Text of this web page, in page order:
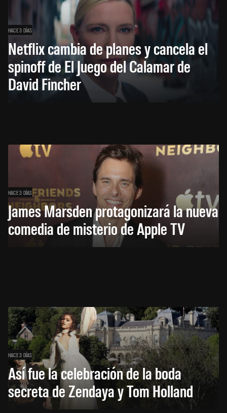
HACE 3 DÍAS
Netflix cambia de planes y cancela el
spinoff de El Juego del Calamar de
David Fincher
HACE 3 DÍAS
James Marsden protagonizará la nueva
comedia de misterio de Apple TV
HACE 3 DÍAS
Así fue la celebración de la boda
secreta de Zendaya y Tom Holland